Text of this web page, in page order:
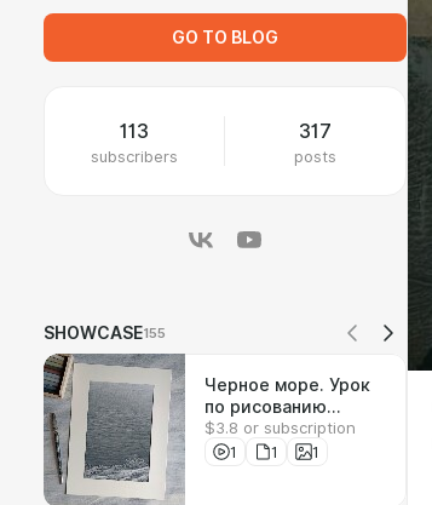
GO TO BLOG
113
subscribers
317
posts
SHOWCASE155
Черное море. Урок
по рисованию
соусом
$3.8 or subscription
1
1 1